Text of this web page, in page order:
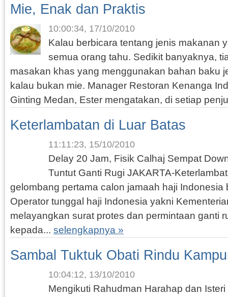
Mie, Enak dan Praktis
10:00:34, 17/10/2010
Kalau berbicara tentang jenis makanan
semua orang tahu. Sedikit banyaknya,
masakan khas yang menggunakan bahan baku
kalau bukan mie. Manager Restoran Kenanga
Ginting Medan, Ester mengatakan, di setiap
Keterlambatan di Luar Batas
11:11:23, 15/10/2010
Delay 20 Jam, Fisik Calhaj Sempat
Tuntut Ganti Rugi JAKARTA-
gelombang pertama calon jamaah haji Indonesia
Operator tunggal haji Indonesia yakni
melayangkan surat protes dan permintaan ganti
kepada... selengkapnya »
Sambal Tuktuk Obati Rindu
10:04:12, 13/10/2010
Mengikuti Rahudman Harahap dan